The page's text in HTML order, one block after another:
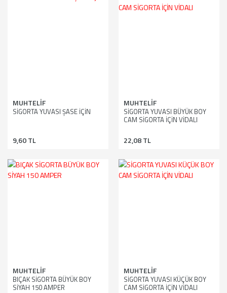
MUHTELİF
SİGORTA YUVASI ŞASE İÇİN
9,60 TL
MUHTELİF
SİGORTA YUVASI BÜYÜK BOY
CAM SİGORTA İÇİN VİDALI
22,08 TL
MUHTELİF
BIÇAK SİGORTA BÜYÜK BOY
SİYAH 150 AMPER
MUHTELİF
SİGORTA YUVASI KÜÇÜK BOY
CAM SİGORTA İÇİN VİDALI